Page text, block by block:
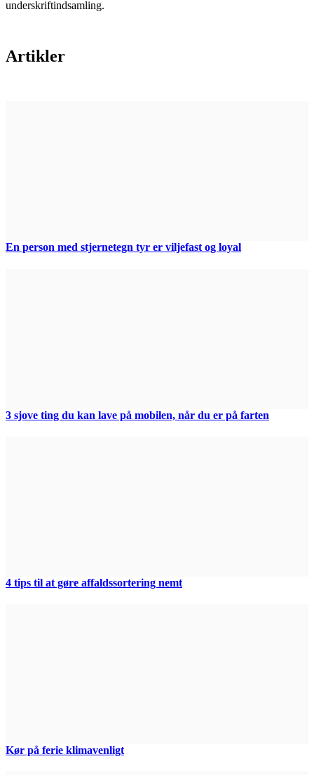
underskriftindsamling.
Artikler
En person med stjernetegn tyr er viljefast og loyal
3 sjove ting du kan lave på mobilen, når du er på farten
4 tips til at gøre affaldssortering nemt
Kør på ferie klimavenligt